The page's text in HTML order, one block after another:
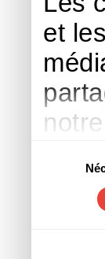
et
ont
consentement